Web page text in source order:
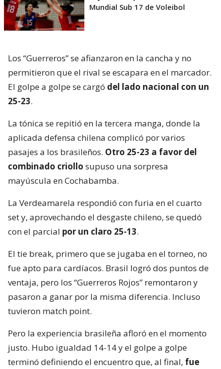
Mundial Sub 17 de Voleibol
Los “Guerreros” se afianzaron en la cancha y no
permitieron que el rival se escapara en el marcador.
El golpe a golpe se cargó del lado nacional con un
25-23.
La tónica se repitió en la tercera manga, donde la
aplicada defensa chilena complicó por varios
pasajes a los brasileños. Otro 25-23 a favor del
combinado criollo supuso una sorpresa
mayúscula en Cochabamba.
La Verdeamarela respondió con furia en el cuarto
set y, aprovechando el desgaste chileno, se quedó
con el parcial por un claro 25-13.
El tie break, primero que se jugaba en el torneo, no
fue apto para cardíacos. Brasil logró dos puntos de
ventaja, pero los “Guerreros Rojos” remontaron y
pasaron a ganar por la misma diferencia. Incluso
tuvieron match point.
Pero la experiencia brasileña afloró en el momento
justo. Hubo igualdad 14-14 y el golpe a golpe
terminó definiendo el encuentro que, al final, fue